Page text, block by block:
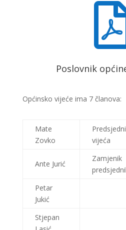
Poslovnik
Općinsko vijeće ima 7 članova:
Mate
Zovko
vijeća
Ante Jurić
Zamjenik
Petar
Jukić
Stjepan